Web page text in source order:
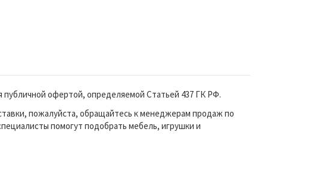
публичной офертой, определяемой Статьей 437 ГК РФ.
пожалуйста, обращайтесь к менеджерам продаж по
помогут подобрать мебель, игрушки и